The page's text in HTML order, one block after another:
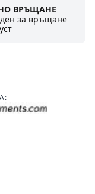
ВРЪЩАНЕ
ден за връщане